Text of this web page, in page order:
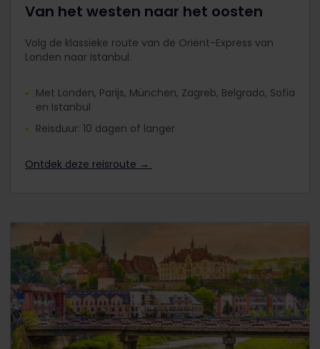
Van het westen naar het oosten
Volg de klassieke route van de Oriënt-Express van
Londen naar Istanbul.
Met Londen, Parijs, München, Zagreb, Belgrado, Sofia
en Istanbul
Reisduur: 10 dagen of langer
Ontdek deze reisroute →